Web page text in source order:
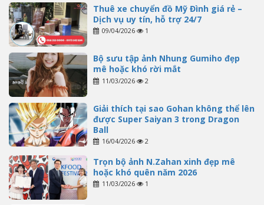
Thuê xe chuyển đồ Mỹ Đình giá rẻ –
Dịch vụ uy tín, hỗ trợ 24/7
09/04/2026 1
Bộ sưu tập ảnh Nhung Gumiho đẹp
mê hoặc khó rời mắt
11/03/2026 2
Giải thích tại sao Gohan không thể lên
được Super Saiyan 3 trong Dragon
Ball
16/04/2026 2
Trọn bộ ảnh N.Zahan xinh đẹp mê
hoặc khó quên năm 2026
11/03/2026 1